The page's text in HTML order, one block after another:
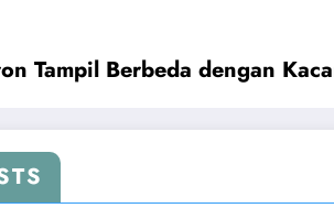
Tampil Berbeda dengan